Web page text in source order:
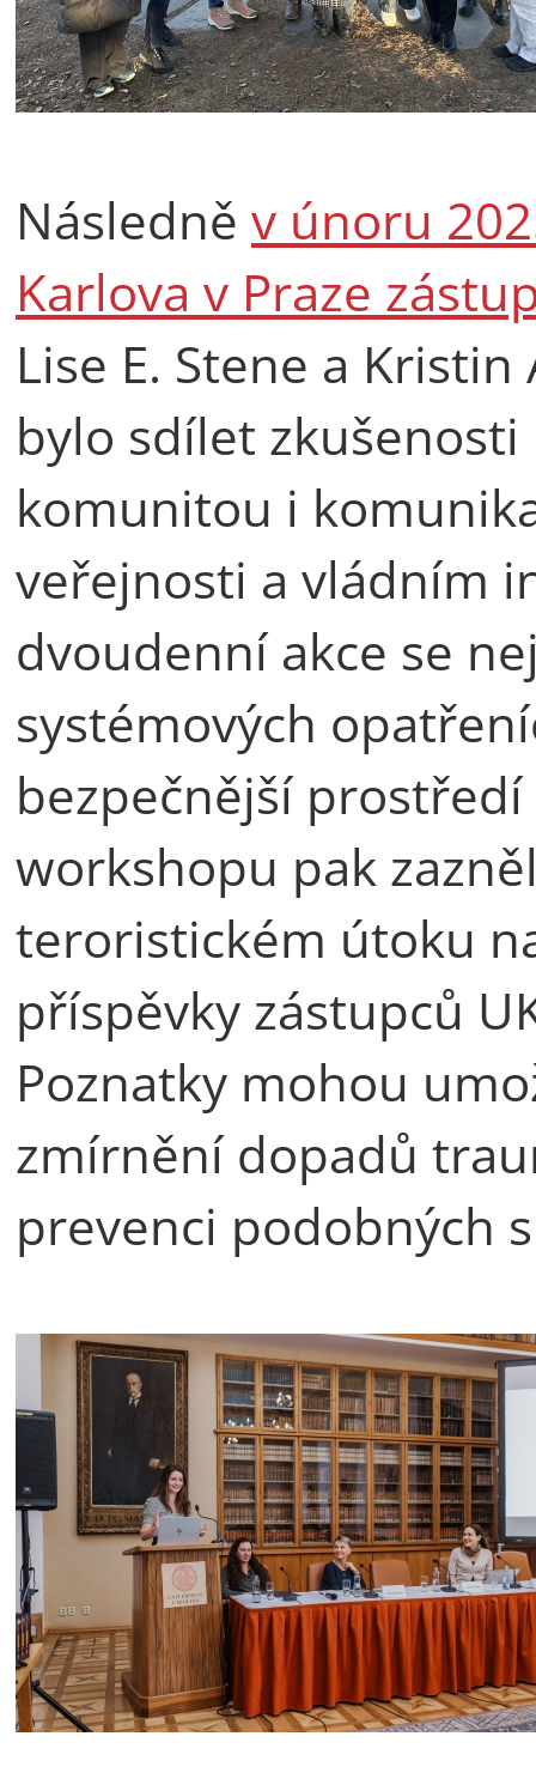
Následně v únoru
Karlova v Praze
Lise E. Stene a
bylo sdílet zkušenosti
komunitou i
veřejnosti a vládním
dvoudenní akce se
systémových
bezpečnější
workshopu pak
teroristickém útoku
příspěvky zástupců
Poznatky mohou
zmírnění dopadů
prevenci podobných